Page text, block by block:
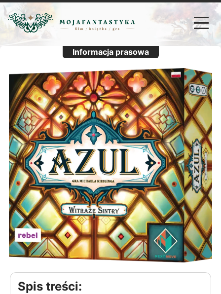
Informacja prasowa
Spis treści: